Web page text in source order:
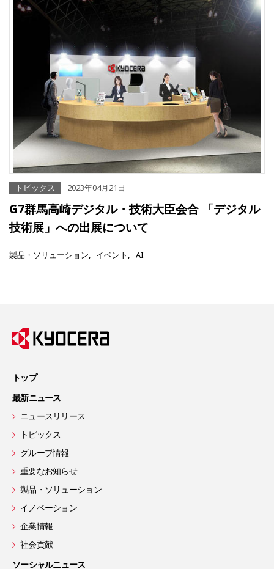
トピックス 2023年04月21日
G7群馬高崎デジタル・技術大臣会合 「デジタル
技術展」への出展について
製品・ソリューション イベント AI
トップ
最新ニュース
ニュースリリース
トピックス
グループ情報
重要なお知らせ
製品・ソリューション
イノベーション
企業情報
社会貢献
ソーシャルニュース